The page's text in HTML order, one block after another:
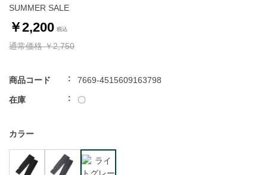
SUMMER SALE
￥2,200
通常価格￥2,750
商品コード 7669-4515609163798
在庫 〇
カラー